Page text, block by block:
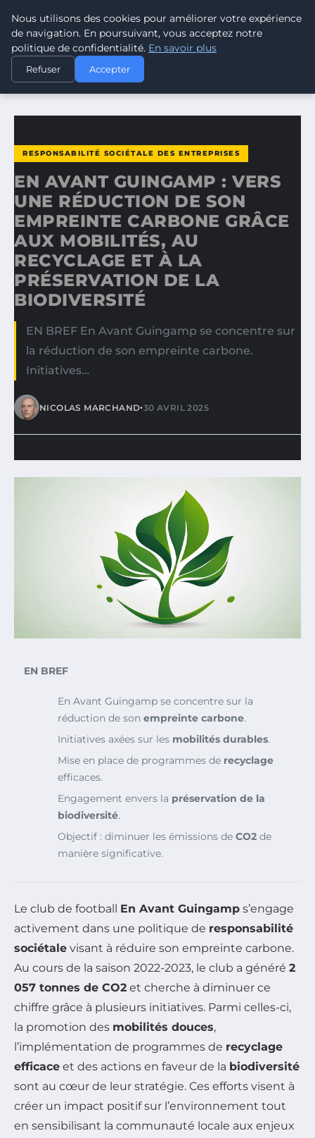
CLIMATE RESPONSE BLOG
ACCUEIL
RESPONSABILITÉ SOCIÉTALE DES ENTREPRISES
EN AVANT GUINGAMP : VERS UNE RÉDUCTION DE SON…
RESPONSABILITÉ SOCIÉTALE DES ENTREPRISES
EN AVANT GUINGAMP : VERS
UNE RÉDUCTION DE SON
EMPREINTE CARBONE GRÂCE
AUX MOBILITÉS, AU
RECYCLAGE ET À LA
PRÉSERVATION DE LA
BIODIVERSITÉ
EN BREF En Avant Guingamp se concentre sur
la réduction de son empreinte carbone.
Initiatives…
NICOLAS MARCHAND•30 AVRIL 2025
EN BREF
En Avant Guingamp se concentre sur la
réduction de son empreinte carbone.
Initiatives axées sur les mobilités durables.
Mise en place de programmes de recyclage
efficaces.
Engagement envers la préservation de la
biodiversité.
Objectif : diminuer les émissions de CO2 de
manière significative.
Le club de football En Avant Guingamp s’engage
activement dans une politique de responsabilité
sociétale visant à réduire son empreinte carbone.
Au cours de la saison 2022-2023, le club a généré 2
057 tonnes de CO2 et cherche à diminuer ce
chiffre grâce à plusieurs initiatives. Parmi celles-ci,
la promotion des mobilités douces,
l’implémentation de programmes de recyclage
efficace et des actions en faveur de la biodiversité
sont au cœur de leur stratégie. Ces efforts visent à
créer un impact positif sur l’environnement tout
en sensibilisant la communauté locale aux enjeux
Nous utilisons des cookies pour améliorer votre expérience
de navigation. En poursuivant, vous acceptez notre
politique de confidentialité. En savoir plus
Refuser Accepter